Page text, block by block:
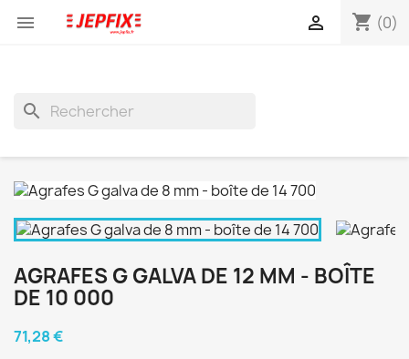
 shopping_cart (0)

search
AGRAFES G GALVA DE 12 MM - BOÎTE
DE 10 000
71,28 €